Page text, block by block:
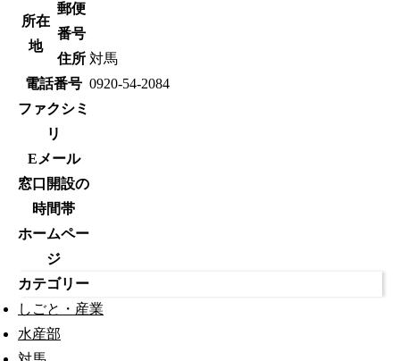
所在
地
郵便
番号
住所 対馬
電話番号 0920-54-2084
ファクシミ
リ
Eメール
窓口開設の
時間帯
ホームペー
ジ
カテゴリー
しごと・産業
水産部